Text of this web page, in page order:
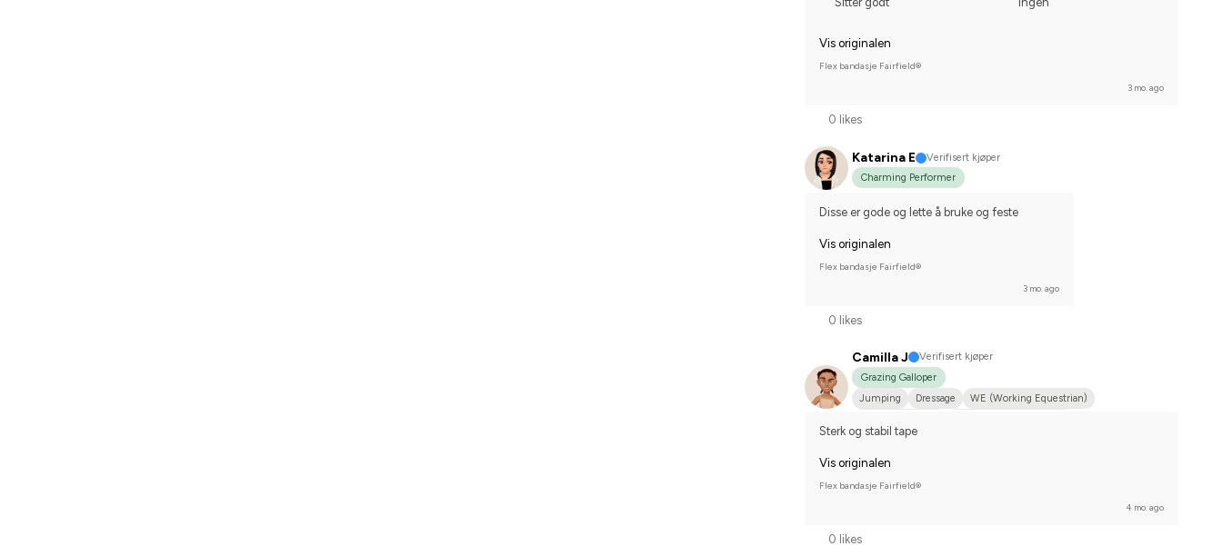
Vis originalen
Flex bandasje Fairfield®
3 mo. ago
0 likes
Katarina E
Verifisert kjøper
Charming Performer
Disse er gode og lette å bruke og feste
Vis originalen
Flex bandasje Fairfield®
3 mo. ago
0 likes
Camilla J
Verifisert kjøper
Grazing Galloper
Jumping
Dressage
WE (Working Equestrian)
Sterk og stabil tape
Vis originalen
Flex bandasje Fairfield®
4 mo. ago
0 likes